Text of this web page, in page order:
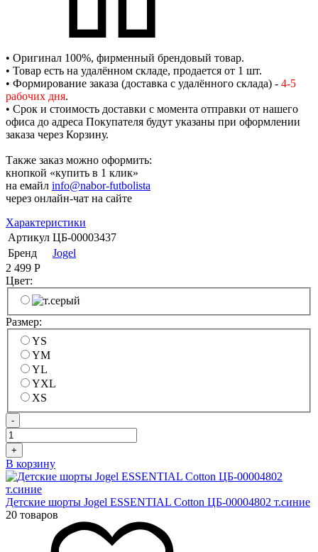
• Оригинал 100%, фирменный брендовый товар.
• Товар есть на удалённом складе, продается от 1 шт.
• Формирование заказа (доставка с удалённого склада) - 4-5
рабочих дня.
• Срок и стоимость доставки с момента отправки от нашего
офиса до адреса Покупателя будут указаны при оформлении
заказа через Корзину.
Также заказ можно оформить:
кнопкой «купить в 1 клик»
на емайл info@nabor-futbolista
через онлайн-чат на сайте
Характеристики
Артикул ЦБ-00003437
Бренд
Jogel
2 499 Р
Цвет:
Размер:
YS
YM
YL
YXL
XS
-
+
В корзину
Детские шорты Jogel ESSENTIAL Cotton ЦБ-00004802 т.синие
20 товаров